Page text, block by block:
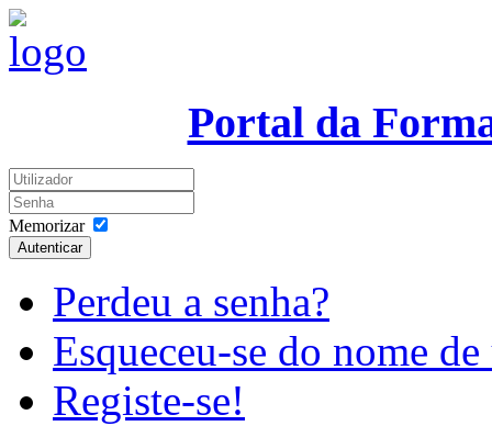
Portal da
Memorizar
Autenticar
Perdeu a senha?
Esqueceu-se do nome
Registe-se!